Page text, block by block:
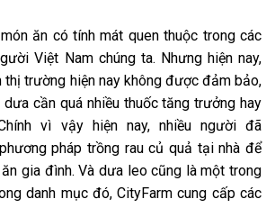
ăn có tính mát quen thuộc trong các
Việt Nam chúng ta. Nhưng hiện nay,
thị trường hiện nay không được đảm bảo,
cần quá nhiều thuốc tăng trưởng hay
vì vậy hiện nay, nhiều người đã
pháp trồng rau củ quả tại nhà để
gia đình. Và dưa leo cũng là một trong
danh mục đó, CityFarm cung cấp các